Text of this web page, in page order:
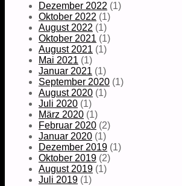
Dezember 2022 (1)
Oktober 2022 (1)
August 2022 (1)
Oktober 2021 (1)
August 2021 (1)
Mai 2021 (1)
Januar 2021 (1)
September 2020 (1)
August 2020 (1)
Juli 2020 (1)
März 2020 (1)
Februar 2020 (2)
Januar 2020 (1)
Dezember 2019 (1)
Oktober 2019 (2)
August 2019 (1)
Juli 2019 (1)